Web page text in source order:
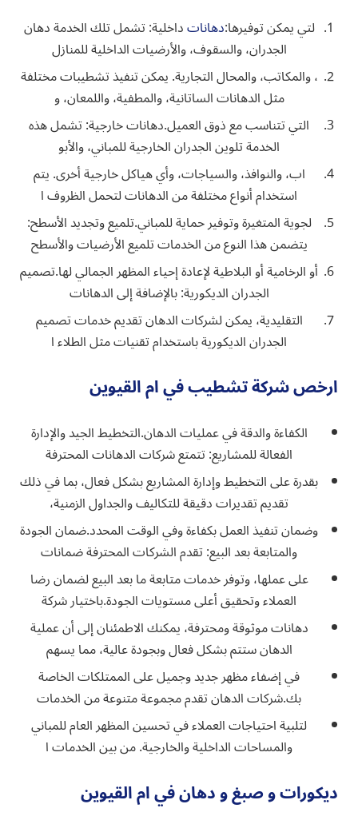
لتي يمكن توفيرها:دهاناتداخلية: تشمل تلك الخدمة دهان
الجدران، والسقوف، والأرضيات الداخلية للمنازل
، والمكاتب، والمحال التجارية. يمكن تنفيذ تشطيبات مختلفة
مثل الدهانات الساتانية، والمطفية، واللمعان، و
التي تتناسب مع ذوق العميل.دهانات خارجية: تشمل هذه
الخدمة تلوين الجدران الخارجية للمباني، والأبو
اب، والنوافذ، والسياجات، وأي هياكل خارجية أخرى. يتم
استخدام أنواع مختلفة من الدهانات لتحمل الظروف ا
لجوية المتغيرة وتوفير حماية للمباني.تلميع وتجديد الأسطح:
يتضمن هذا النوع من الخدمات تلميع الأرضيات والأسطح
أو الرخامية أو البلاطية لإعادة إحياء المظهر الجمالي لها.تصميم
الجدران الديكورية: بالإضافة إلى الدهانات
التقليدية، يمكن لشركات الدهان تقديم خدمات تصميم
الجدران الديكورية باستخدام تقنيات مثل الطلاء ا
ارخص شركة تشطيب في ام القيوين
الكفاءة والدقة في عمليات الدهان.التخطيط الجيد والإدارة
الفعالة للمشاريع: تتمتع شركات الدهانات المحترفة
بقدرة على التخطيط وإدارة المشاريع بشكل فعال، بما في ذلك
تقديم تقديرات دقيقة للتكاليف والجداول الزمنية،
وضمان تنفيذ العمل بكفاءة وفي الوقت المحدد.ضمان الجودة
والمتابعة بعد البيع: تقدم الشركات المحترفة ضمانات
على عملها، وتوفر خدمات متابعة ما بعد البيع لضمان رضا
العملاء وتحقيق أعلى مستويات الجودة.باختيار شركة
دهانات موثوقة ومحترفة، يمكنك الاطمئنان إلى أن عملية
الدهان ستتم بشكل فعال وبجودة عالية، مما يسهم
في إضفاء مظهر جديد وجميل على الممتلكات الخاصة
بك.شركات الدهان تقدم مجموعة متنوعة من الخدمات
لتلبية احتياجات العملاء في تحسين المظهر العام للمباني
والمساحات الداخلية والخارجية. من بين الخدمات ا
ديكورات و صبغ و دهان في ام القيوين